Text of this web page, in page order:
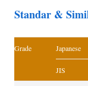
Standar &
Grade Japanese
JIS